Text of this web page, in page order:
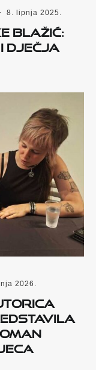
8. lipnja 2025.
Blažić:
dječja
2026.